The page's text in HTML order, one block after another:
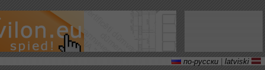
по-русски latviski